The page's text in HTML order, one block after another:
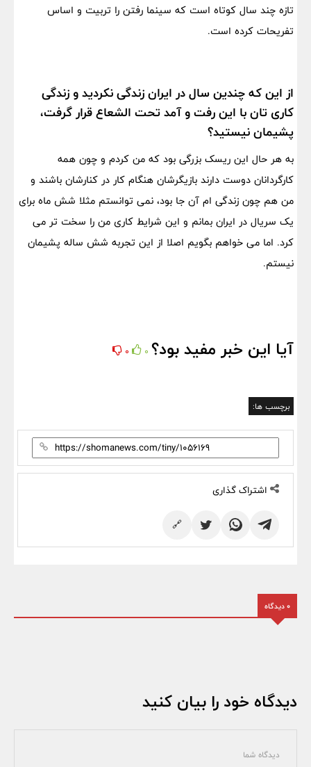
تازه چند سال کوتاه است که سینما رفتن را تربیت و اساس
تفریحات کرده است.
از این که چندین سال در ایران زندگی نکردید و زندگی
کاری تان با این رفت و آمد تحت الشعاع قرار گرفت،
پشیمان نیستید؟
به هر حال این ریسک بزرگی بود که من کردم و چون همه
کارگردانان دوست دارند بازیگرشان هنگام کار در کنارشان باشند و
من هم چون زندگی ام آن جا بود، نمی توانستم مثلا شش ماه برای
یک سریال در ایران بمانم و این شرایط کاری من را سخت تر می
کرد. اما می خواهم بگویم اصلا از این تجربه شش ساله پشیمان
نیستم.
آیا این خبر مفید بود؟ 0
0
برچسب ها:
اشتراک گذاری
🔗
0 دیدگاه
دیدگاه خود را بیان کنید